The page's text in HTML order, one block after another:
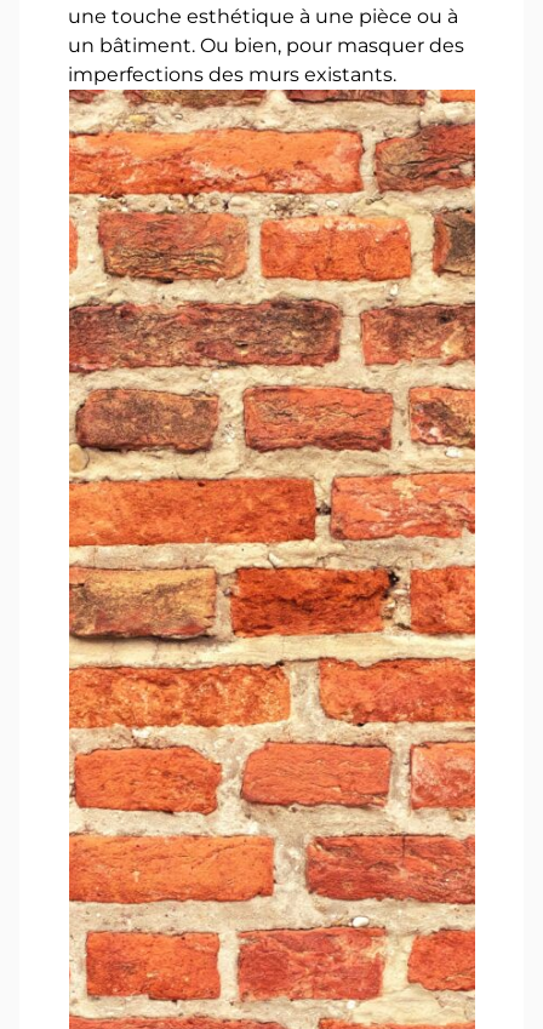
une touche esthétique à une pièce ou à
un bâtiment. Ou bien, pour masquer des
imperfections des murs existants.